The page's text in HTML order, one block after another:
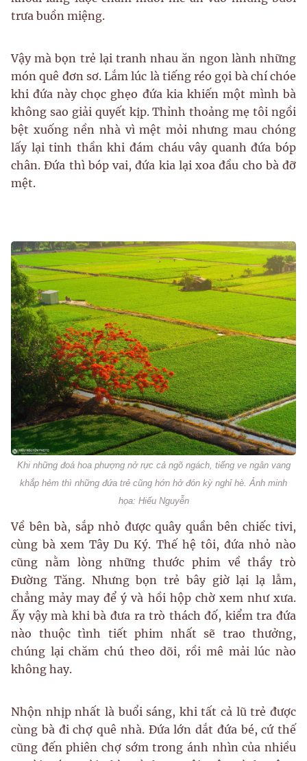
trưa buồn miệng.
Vậy mà bọn trẻ lại tranh nhau ăn ngon lành những
món quê đơn sơ. Lắm lúc là tiếng réo gọi bà chí chóe
khi đứa này chọc ghẹo đứa kia khiến một mình bà
không sao giải quyết kịp. Thỉnh thoảng mẹ tôi ngồi
bệt xuống nền nhà vì mệt mỏi nhưng mau chóng
lấy lại tinh thần khi đám cháu vây quanh đứa bóp
chân. Đứa thì bóp vai, đứa kia lại xoa đầu cho bà đỡ
mệt.
Khi những đoá hoa phượng nở rực cả ngõ ngách, tiếng ve ngân vang
khắp hẻm thì những đứa trẻ cũng hớn hở đón kỳ nghỉ hè. Ảnh minh
họa: Hiếu Nguyễn
Về bên bà, sắp nhỏ được quây quần bên chiếc tivi,
cùng bà xem Tây Du Ký. Thế hệ tôi, đứa nhỏ nào
cũng nằm lòng những thước phim về thầy trò
Đường Tăng. Nhưng bọn trẻ bây giờ lại lạ lẫm,
chẳng mảy may để ý và hồi hộp chờ xem như xưa.
Ấy vậy mà khi bà đưa ra trò thách đố, kiểm tra đứa
nào thuộc tình tiết phim nhất sẽ trao thưởng,
chúng lại chăm chú theo dõi, rồi mê mải lúc nào
không hay.
Nhộn nhịp nhất là buổi sáng, khi tất cả lũ trẻ được
cùng bà đi chợ quê nhà. Đứa lớn dắt đứa bé, cứ thế
cũng đến phiên chợ sớm trong ánh nhìn của nhiều